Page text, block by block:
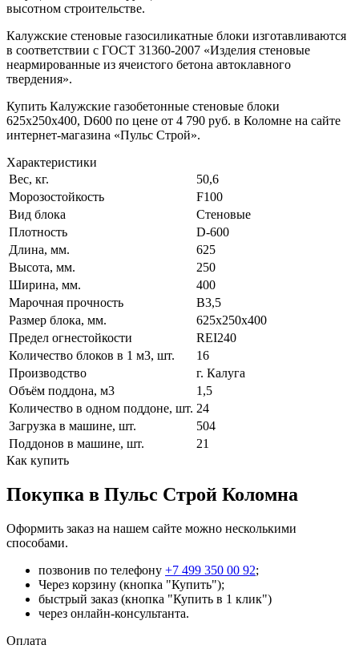
высотном строительстве.
Калужские стеновые газосиликатные блоки изготавливаются
в соответствии с ГОСТ 31360-2007 «Изделия стеновые
неармированные из ячеистого бетона автоклавного
твердения».
Купить Калужские газобетонные стеновые блоки
625x250x400, D600 по цене от 4 790 руб. в Коломне на сайте
интернет-магазина «Пульс Строй».
Характеристики
Вес, кг.
50,6
Морозостойкость
F100
Вид блока
Стеновые
Плотность
D-600
Длина, мм.
625
Высота, мм.
250
Ширина, мм.
400
Марочная прочность
В3,5
Размер блока, мм.
625x250x400
Предел огнестойкости
REI240
Количество блоков в 1 м3, шт.
16
Производство
г. Калуга
Объём поддона, м3
1,5
Количество в одном поддоне, шт. 24
Загрузка в машине, шт.
504
Поддонов в машине, шт.
21
Как купить
Покупка в Пульс Строй Коломна
Оформить заказ на нашем сайте можно несколькими
способами.
позвонив по телефону +7 499 350 00 92;
Через корзину (кнопка "Купить");
быстрый заказ (кнопка "Купить в 1 клик")
через онлайн-консультанта.
Оплата